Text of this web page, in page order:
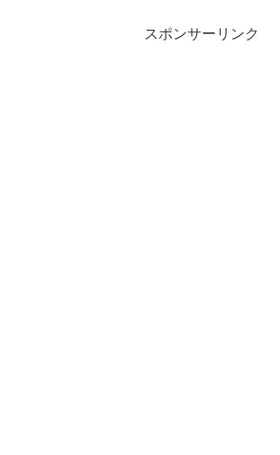
スポンサーリンク